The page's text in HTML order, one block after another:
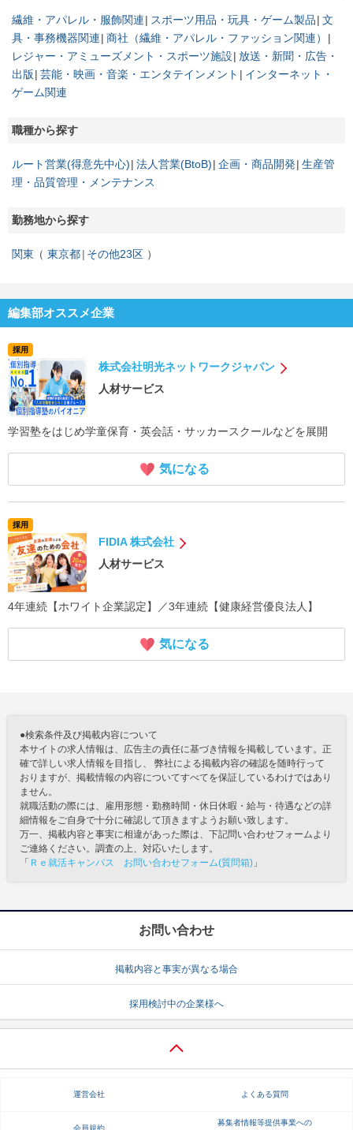
繊維・アパレル・服飾関連 スポーツ用品・玩具・ゲーム製品 文
具・事務機器関連 商社（繊維・アパレル・ファッション関連）
レジャー・アミューズメント・スポーツ施設 放送・新聞・広告・
出版 芸能・映画・音楽・エンタテインメント
インターネット・
ゲーム関連
職種から探す
ルート営業(得意先中心) 法人営業(BtoB) 企画・商品開発 生産管
理・品質管理・メンテナンス
勤務地から探す
関東 東京都 その他23区
編集部オススメ企業
採用
株式会社明光ネットワークジャパン
人材サービス
学習塾をはじめ学童保育・英会話・サッカースクールなどを展開
気になる
採用
FIDIA 株式会社
人材サービス
4年連続【ホワイト企業認定】／3年連続【健康経営優良法人】
気になる
●検索条件及び掲載内容について
本サイトの求人情報は、広告主の責任に基づき情報を掲載しています。正
確で詳しい求人情報を目指し、 弊社による掲載内容の確認を随時行って
おりますが、掲載情報の内容についてすべてを保証しているわけではあり
ません。
就職活動の際には、雇用形態・勤務時間・休日休暇・給与・待遇などの詳
細情報をご自身で十分に確認して頂きますようお願い致します。
万一、掲載内容と事実に相違があった際は、下記問い合わせフォームより
ご連絡ください。調査の上、対応いたします。
「 Ｒｅ就活キャンパス お問い合わせフォーム(質問箱) 」
お問い合わせ
掲載内容と事実が異なる場合
採用検討中の企業様へ
運営会社 よくある質問
募集者情報等提供事業への